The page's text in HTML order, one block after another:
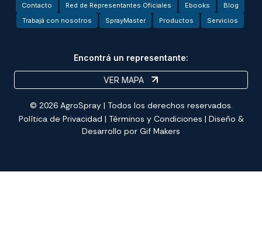
Contacto Red de Representantes Oficiales Ebooks
Blog
Trabajá con nosotros
SprayMaster Productos Servicios
Encontrá un representante:
VER MAPA
© 2026 AgroSpray | Todos los derechos reservados.
Política de Privacidad | Términos y Condiciones | Diseño &
Desarrollo por Gif Makers